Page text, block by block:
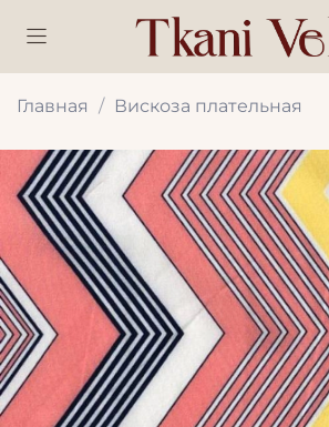
Главная Вискоза плательная